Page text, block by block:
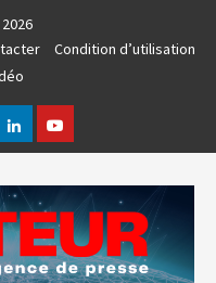
Condition d’utilisation
LinkedinYoutube